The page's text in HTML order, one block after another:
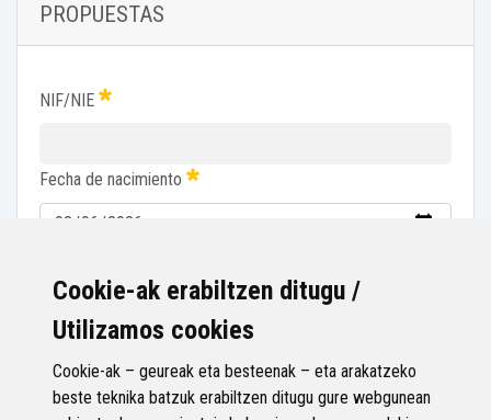
Cookie-ak erabiltzen ditugu /
Utilizamos cookies
Cookie-ak – geureak eta besteenak – eta arakatzeko
beste teknika batzuk erabiltzen ditugu gure webgunean
PROPUESTAS
NIF/NIE
Fecha de nacimiento
Confirmar